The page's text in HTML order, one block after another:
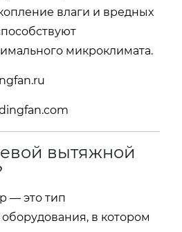
влаги и вредных
микроклимата.
вытяжной
— это тип
в котором